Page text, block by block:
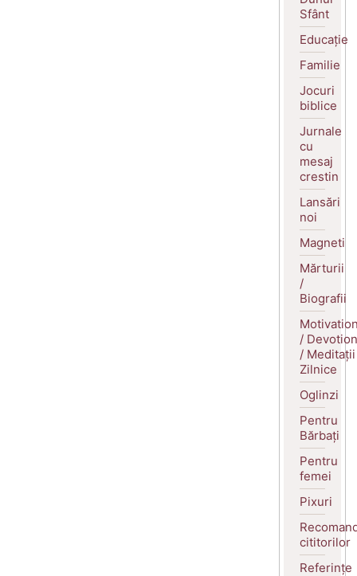
Sfânt
Educație
Familie
Jocuri
biblice
Jurnale
cu
mesaj
crestin
Lansări
noi
Magneti
Mărturii
/
Biografii
/
/ Meditații
Zilnice
Oglinzi
Pentru
Bărbați
Pentru
femei
Pixuri
cititorilor
Referințe